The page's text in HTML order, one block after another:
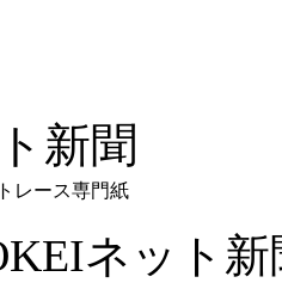
新聞
レース専門紙
ネット